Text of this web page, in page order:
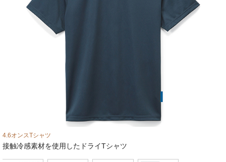
Q.よくある質問
4.6オンスTシャツ
接触冷感素材を使用したドライTシャツ